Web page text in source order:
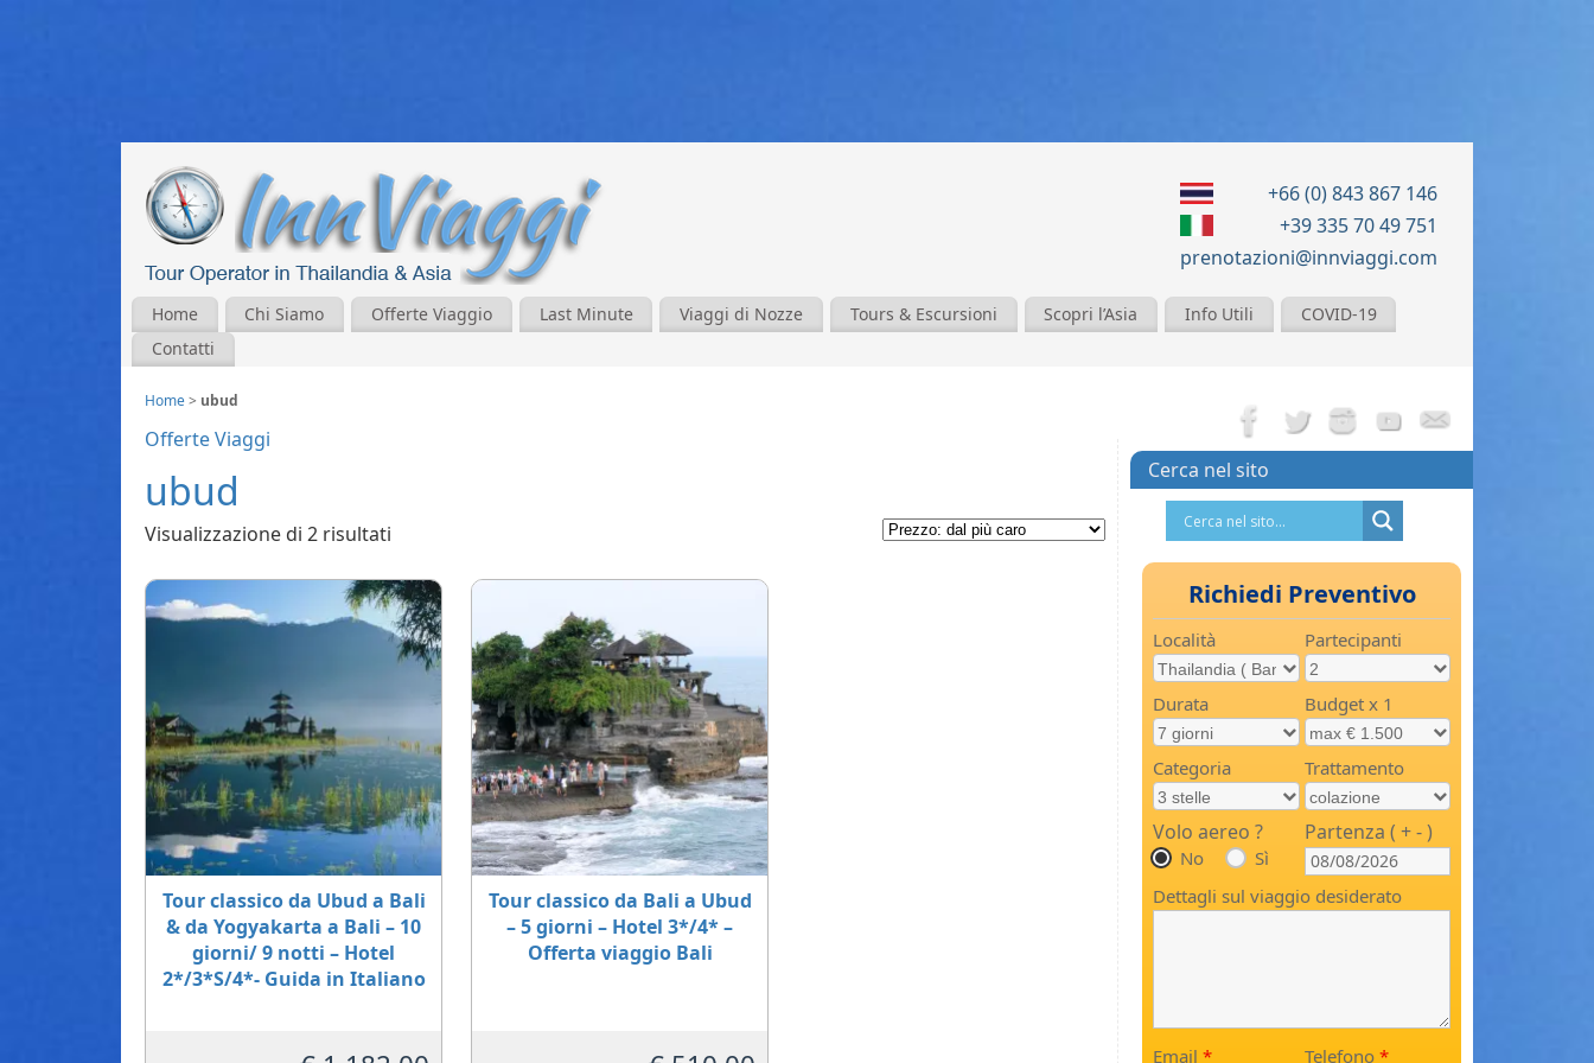
+66 (0) 843 867 146
+39 335 70 49 751
prenotazioni@innviaggi.com
Home Chi Siamo Offerte Viaggio Last Minute Viaggi di Nozze Tours & Escursioni Scopri l’Asia Info Utili
COVID-19
Contatti
Home> ubud
Offerte Viaggi
ubud
Visualizzazione di 2 risultati
Tour classico da Ubud a Bali
& da Yogyakarta a Bali – 10
giorni/ 9 notti – Hotel
2*/3*S/4*- Guida in Italiano
Tour classico da Bali a Ubud
– 5 giorni – Hotel 3*/4* –
Offerta viaggio Bali
Cerca nel sito
Richiedi Preventivo
Località Partecipanti
Durata Budget x 1
Categoria Trattamento
Volo aereo ?
No Sì
Partenza ( + - )
Dettagli sul viaggio desiderato
Email * Telefono *